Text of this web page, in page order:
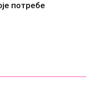
потребе